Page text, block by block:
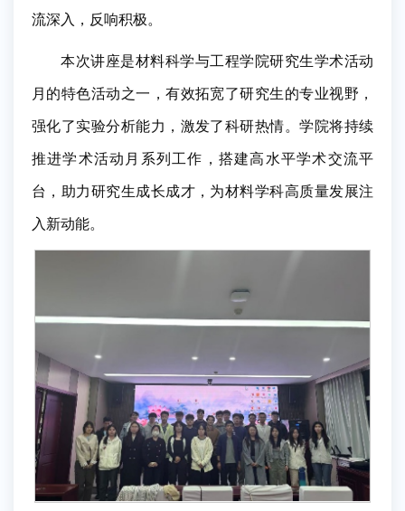
流深入，反响积极。
本次讲座是材料科学与工程学院研究生学术活动
月的特色活动之一，有效拓宽了研究生的专业视野，
强化了实验分析能力，激发了科研热情。学院将持续
推进学术活动月系列工作，搭建高水平学术交流平
台，助力研究生成长成才，为材料学科高质量发展注
入新动能。